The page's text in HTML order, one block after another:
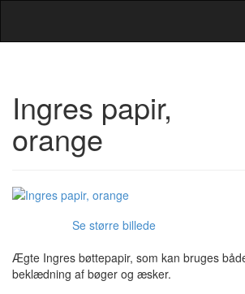
Ingres papir,
orange
Se større billede
Ægte Ingres bøttepapir, som kan bruges
beklædning af bøger og æsker.